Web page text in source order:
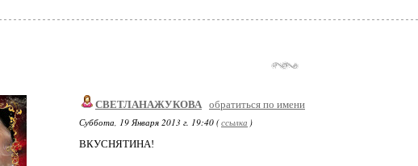
СВЕТЛАНАЖУКОВА обратиться по имени
Суббота, 19 Января 2013 г. 19:40 (ссылка )
ВКУСНЯТИНА!